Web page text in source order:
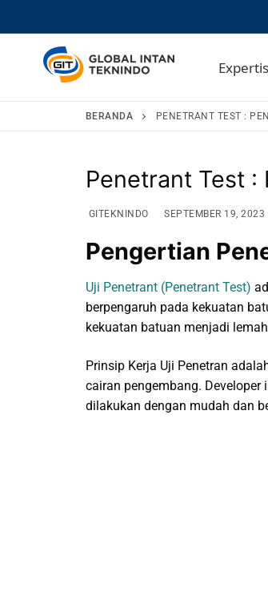
BERANDA PENETRANT TEST :
Penetrant Test :
GITEKNINDO SEPTEMBER 19, 2023
Pengertian
Uji Penetrant (Penetrant Test)
berpengaruh pada kekuatan
kekuatan batuan menjadi
Prinsip Kerja Uji Penetran
cairan pengembang.
dilakukan dengan mudah dan